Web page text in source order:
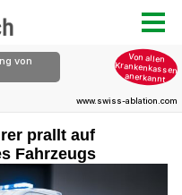
prallt auf
Fahrzeugs